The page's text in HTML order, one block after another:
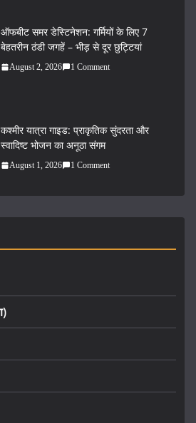
ऑफबीट समर डेस्टिनेशन: गर्मियों के लिए 7
बेहतरीन ठंडी जगहें – भीड़ से दूर छुट्टियां
August 2, 2026 1 Comment
कश्मीर यात्रा गाइड: प्राकृतिक सुंदरता और
स्वादिष्ट भोजन का अनूठा संगम
August 1, 2026 1 Comment